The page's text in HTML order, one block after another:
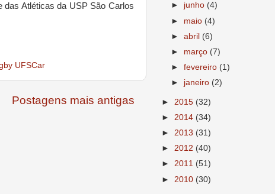
das Atléticas da USP São Carlos
UFSCar
Postagens mais antigas
► junho (4)
► maio (4)
►abril (6)
► março (7)
►fevereiro (1)
► janeiro (2)
► 2015 (32)
► 2014 (34)
► 2013 (31)
► 2012 (40)
► 2011 (51)
► 2010 (30)